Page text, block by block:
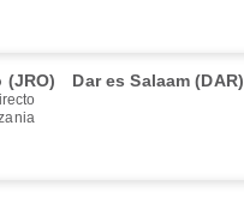
(JRO) Dar es Salaam (DAR)